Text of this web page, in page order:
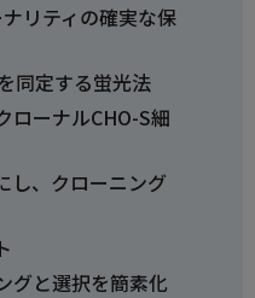
リティの確実な保
同定する蛍光法
ローナルCHO-S細
し、クローニング
グと選択を簡素化